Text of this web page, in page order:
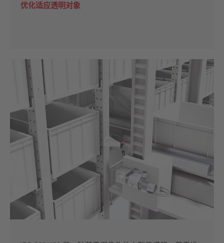
优化适应透明对象